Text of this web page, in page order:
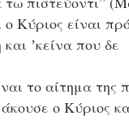
Κύριος είναι
ʼκείνα που δε
το αίτημα της
ο Κύριος